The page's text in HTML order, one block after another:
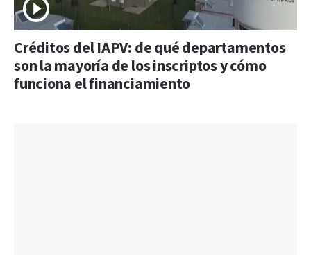
Créditos del IAPV: de qué departamentos
son la mayoría de los inscriptos y cómo
funciona el financiamiento